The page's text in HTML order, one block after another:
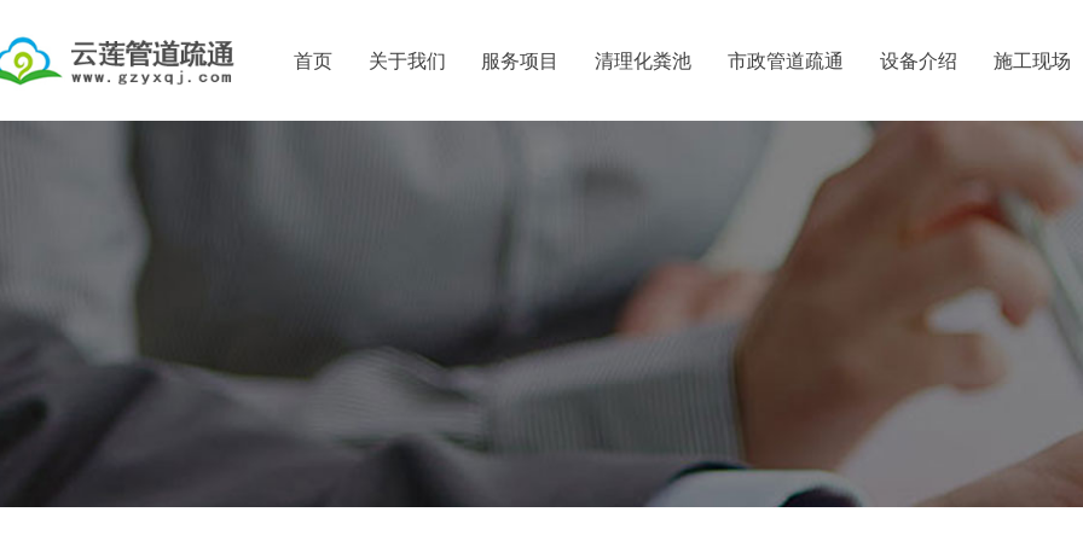
首页 关于我们 服务项目
化粪池清理价格
下水道疏通
排水管道疏通
市政排污管道疏通
清理污水池
清理化粪池 市政管道疏通 设备介绍 施工现场
广州市番禺